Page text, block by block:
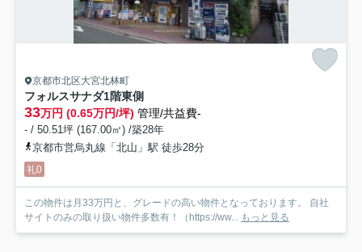
京都市北区大宮北林町
フォルスサナダ1階東側
33万円 (0.65万円/坪) 管理/共益費-
- / 50.51坪 (167.00㎡) /築28年
京都市営烏丸線「北山」駅 徒歩28分
礼0
この物件は月33万円と、グレードの高い物件となっております。 自社
サイトのみの取り扱い物件多数有！（https://ww... もっと見る